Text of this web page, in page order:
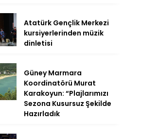
Atatürk Gençlik Merkezi
kursiyerlerinden müzik
dinletisi
Güney Marmara
Koordinatörü Murat
Karakoyun: “Plajlarımızı
Sezona Kusursuz Şekilde
Hazırladık